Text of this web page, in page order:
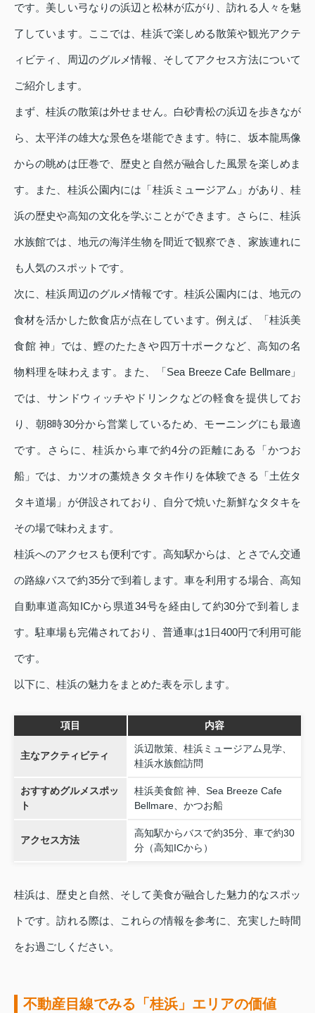
です。美しい弓なりの浜辺と松林が広がり、訪れる人々を魅
了しています。ここでは、桂浜で楽しめる散策や観光アクテ
ィビティ、周辺のグルメ情報、そしてアクセス方法について
ご紹介します。
まず、桂浜の散策は外せません。白砂青松の浜辺を歩きなが
ら、太平洋の雄大な景色を堪能できます。特に、坂本龍馬像
からの眺めは圧巻で、歴史と自然が融合した風景を楽しめま
す。また、桂浜公園内には「桂浜ミュージアム」があり、桂
浜の歴史や高知の文化を学ぶことができます。さらに、桂浜
水族館では、地元の海洋生物を間近で観察でき、家族連れに
も人気のスポットです。
次に、桂浜周辺のグルメ情報です。桂浜公園内には、地元の
食材を活かした飲食店が点在しています。例えば、「桂浜美
食館 神」では、鰹のたたきや四万十ポークなど、高知の名
物料理を味わえます。また、「Sea Breeze Cafe Bellmare」
では、サンドウィッチやドリンクなどの軽食を提供してお
り、朝8時30分から営業しているため、モーニングにも最適
です。さらに、桂浜から車で約4分の距離にある「かつお
船」では、カツオの藁焼きタタキ作りを体験できる「土佐タ
タキ道場」が併設されており、自分で焼いた新鮮なタタキを
その場で味わえます。
桂浜へのアクセスも便利です。高知駅からは、とさでん交通
の路線バスで約35分で到着します。車を利用する場合、高知
自動車道高知ICから県道34号を経由して約30分で到着しま
す。駐車場も完備されており、普通車は1日400円で利用可能
です。
以下に、桂浜の魅力をまとめた表を示します。
項目 内容
主なアクティビティ
浜辺散策、桂浜ミュージアム見学、
桂浜水族館訪問
おすすめグルメスポッ
ト
桂浜美食館 神、Sea Breeze Cafe
Bellmare、かつお船
アクセス方法
高知駅からバスで約35分、車で約30
分（高知ICから）
桂浜は、歴史と自然、そして美食が融合した魅力的なスポッ
トです。訪れる際は、これらの情報を参考に、充実した時間
をお過ごしください。
不動産目線でみる「桂浜」エリアの価値